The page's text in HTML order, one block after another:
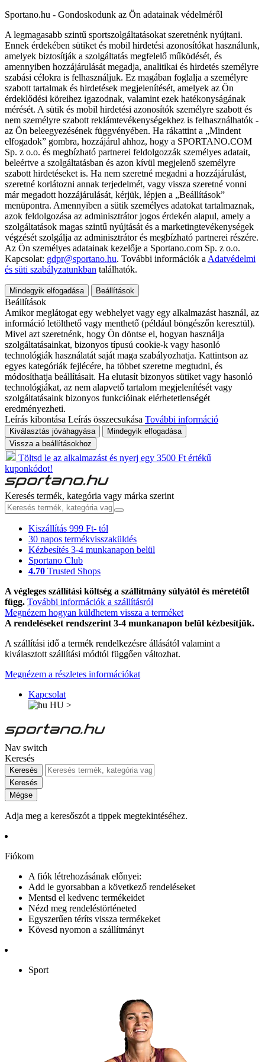
Sportano.hu - Gondoskodunk az Ön adatainak védelméről
A legmagasabb szintű sportszolgáltatásokat szeretnénk nyújtani.
Ennek érdekében sütiket és mobil hirdetési azonosítókat használunk,
amelyek biztosítják a szolgáltatás megfelelő működését, és
amennyiben hozzájárulását megadja, analitikai és hirdetés személyre
szabási célokra is felhasználjuk. Ez magában foglalja a személyre
szabott tartalmak és hirdetések megjelenítését, amelyek az Ön
érdeklődési köreihez igazodnak, valamint ezek hatékonyságának
mérését. A sütik és mobil hirdetési azonosítók személyre szabott és
nem személyre szabott reklámtevékenységekhez is felhasználhatók -
az Ön beleegyezésének függvényében. Ha rákattint a „Mindent
elfogadok” gombra, hozzájárul ahhoz, hogy a SPORTANO.COM
Sp. z o.o. és megbízható partnerei feldolgozzák személyes adatait,
beleértve a szolgáltatásban és azon kívül megjelenő személyre
szabott hirdetéseket is. Ha nem szeretné megadni a hozzájárulást,
szeretné korlátozni annak terjedelmét, vagy vissza szeretné vonni
már megadott hozzájárulását, kérjük, lépjen a „Beállítások”
menüpontra. Amennyiben a sütik személyes adatokat tartalmaznak,
azok feldolgozása az adminisztrátor jogos érdekén alapul, amely a
szolgáltatások magas szintű nyújtását és a marketingtevékenységek
végzését szolgálja az adminisztrátor és megbízható partnerei részére.
Az Ön személyes adatainak kezelője a Sportano.com Sp. z o.o.
Kapcsolat: gdpr@sportano.hu. További információk a Adatvédelmi
és süti szabályzatunkban találhatók.
Mindegyik elfogadása Beállítások
Beállítások
Amikor meglátogat egy webhelyet vagy egy alkalmazást használ, az
információ letölthető vagy menthető (például böngészőn keresztül).
Mivel azt szeretnénk, hogy Ön döntse el, hogyan használja
szolgáltatásainkat, bizonyos típusú cookie-k vagy hasonló
technológiák használatát saját maga szabályozhatja. Kattintson az
egyes kategóriák fejlécére, ha többet szeretne megtudni, és
módosíthatja beállításait. Ha elutasít bizonyos sütiket vagy hasonló
technológiákat, az nem alapvető tartalom megjelenítését vagy
szolgáltatásaink bizonyos funkcióinak elérhetetlenségét
eredményezheti.
Leírás kibontása Leírás összecsukása További információ
Kiválasztás jóváhagyása
Mindegyik elfogadása
Vissza a beállításokhoz
Töltsd le az alkalmazást és nyerj egy 3500 Ft értékű
kuponkódot!
Keresés termék, kategória vagy márka szerint
Kiszállítás 999 Ft- tól
30 napos termékvisszaküldés
Kézbesítés 3-4 munkanapon belül
Sportano Club
4.70 Trusted Shops
A végleges szállítási költség a szállítmány súlyától és méretétől
függ. További információk a szállításról
Megnézem hogyan küldhetem vissza a terméket
A rendeléseket rendszerint 3-4 munkanapon belül kézbesítjük.
A szállítási idő a termék rendelkezésre állásától valamint a
kiválasztott szállítási módtól függően változhat.
Megnézem a részletes információkat
Kapcsolat
HU >
Nav switch
Keresés
Keresés
Keresés
Mégse
Adja meg a keresőszót a tippek megtekintéséhez.
Fiókom
A fiók létrehozásának előnyei:
Add le gyorsabban a következő rendeléseket
Mentsd el kedvenc termékeidet
Nézd meg rendeléstörténeted
Egyszerűen téríts vissza termékeket
Kövesd nyomon a szállítmányt
Sport